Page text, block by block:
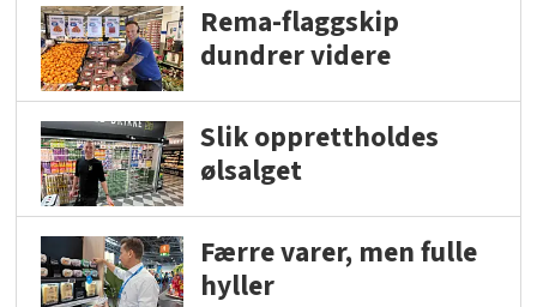
Rema-flaggskip
dundrer videre
Slik opprettholdes
ølsalget
Færre varer, men fulle
hyller